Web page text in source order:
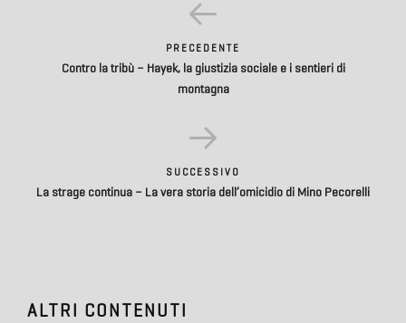
PRECEDENTE
Contro la tribù – Hayek, la giustizia sociale e i sentieri di
montagna
SUCCESSIVO
La strage continua – La vera storia dell’omicidio di Mino Pecorelli
ALTRI CONTENUTI